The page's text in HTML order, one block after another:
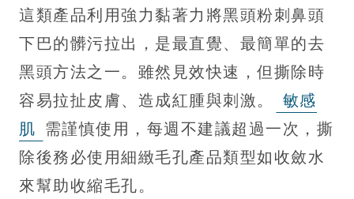
這類產品利用強力黏著力將黑頭粉刺鼻頭
下巴的髒污拉出，是最直覺、最簡單的去
黑頭方法之一。雖然見效快速，但撕除時
容易拉扯皮膚、造成紅腫與刺激。
敏感
肌 需謹慎使用，每週不建議超過一次，撕
除後務必使用細緻毛孔產品類型如收斂水
來幫助收縮毛孔。